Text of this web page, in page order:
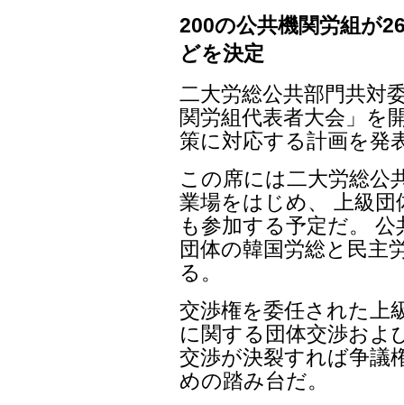
200の公共機関労組が
どを決定
二大労総公共部門共対
関労組代表者大会」を
策に対応する計画を発
この席には二大労総公
業場をはじめ、 上級
も参加する予定だ。
団体の韓国労総と民主
る。
交渉権を委任された上
に関する団体交渉およ
交渉が決裂すれば争議
めの踏み台だ。